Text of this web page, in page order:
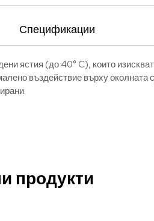
Спецификации
ястия (до 40° C), които
въздействие върху
продукти